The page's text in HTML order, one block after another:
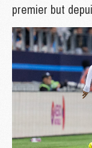
premier but